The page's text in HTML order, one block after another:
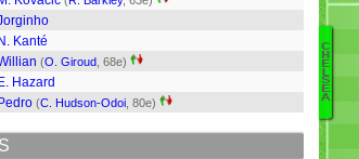
N. Kanté
(O. Giroud , 68e)
E. Hazard
Pedro (C. Hudson-Odoi , 80e)
C
H
E
L
S
E
A